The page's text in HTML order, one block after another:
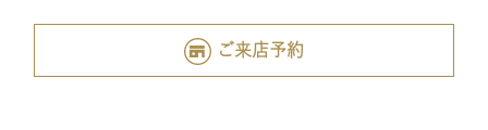
ご来店予約